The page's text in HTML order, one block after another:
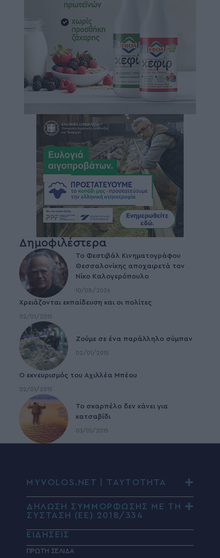
Δημοφιλέστερα
Το Φεστιβάλ Κινηματογράφου
Θεσσαλονίκης αποχαιρετά τον
Νίκο Καλογερόπουλο
10/08/2026
Χρειάζονται εκπαίδευση και οι πολίτες
02/01/2015
Ζούμε σε ένα παράλληλο σύμπαν
02/01/2015
Ο εκνευρισμός του Αχιλλέα Μπέου
02/01/2015
To σκαρπέλο δεν κάνει για
κατσαβίδι
03/01/2015
MYVOLOS.NET | ΤΑΥΤΟΤΗΤΑ
ΔΗΛΩΣΗ ΣΥΜΜΟΡΦΩΣΗΣ ΜΕ ΤΗ
ΣΥΣΤΑΣΗ (ΕΕ) 2018/334
ΕΙΔΗΣΕΙΣ
ΠΡΩΤΗ ΣΕΛΙΔΑ